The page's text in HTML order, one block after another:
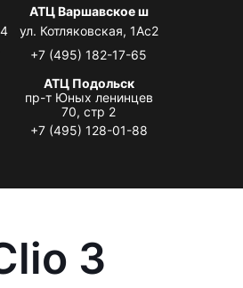
АТЦ Варшавское ш
ул. Котляковская, 1Ас2
+7 (495) 182-17-65
АТЦ Подольск
пр-т Юных ленинцев
70, стр 2
+7 (495) 128-01-88
3